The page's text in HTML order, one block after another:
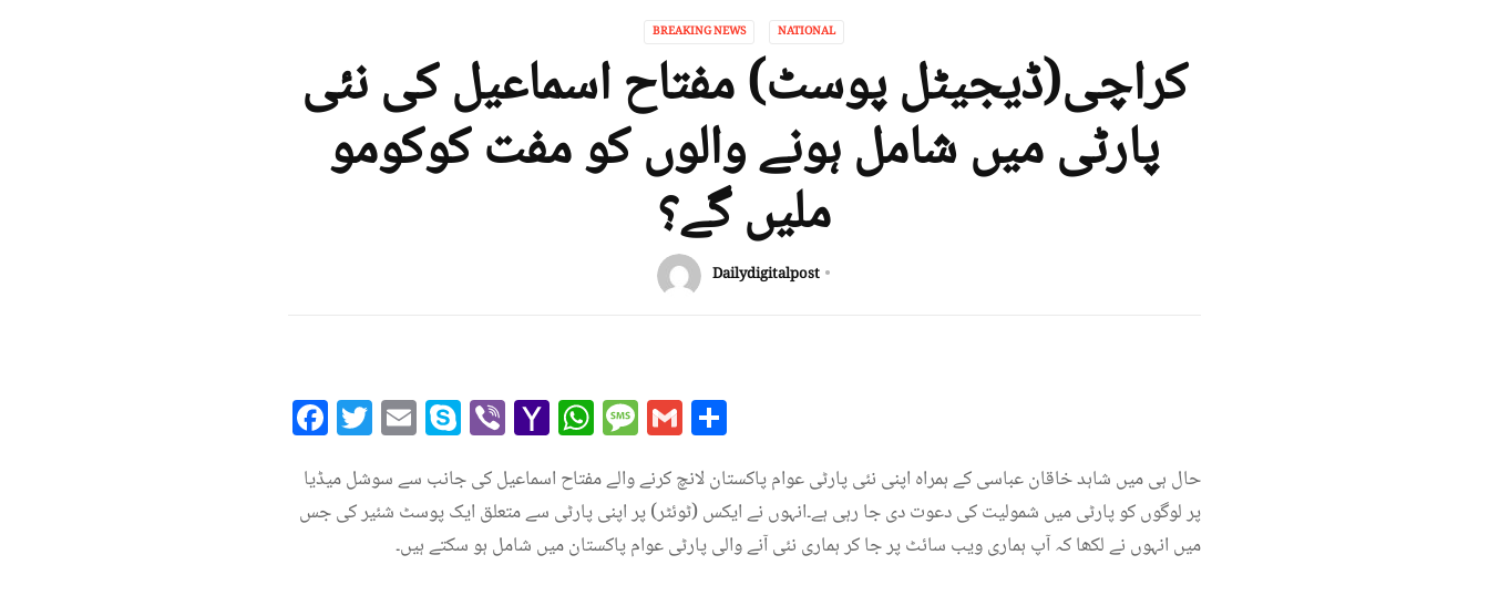
BREAKING NEWS NATIONAL
کراچی(ڈیجیٹل پوسٹ) مفتاح اسماعیل کی نئی
پارٹی میں شامل ہونے والوں کو مفت کوکومو
ملیں گے؟
Dailydigitalpost
Facebook
Twitter
EmailSkype
ViberYahoo
Mail
WhatsApp
Message
Gmail
حال ہی میں شاہد خاقان عباسی کے ہمراہ اپنی نئی پارٹی عوام پاکستان لانچ کرنے والے مفتاح اسماعیل کی جانب سے سوشل میڈیا
پر لوگوں کو پارٹی میں شمولیت کی دعوت دی جا رہی ہے۔انہوں نے ایکس (ٹوئٹر) پر اپنی پارٹی سے متعلق ایک پوسٹ شئیر کی جس
میں انہوں نے لکھا کہ آپ ہماری ویب سائٹ پر جا کر ہماری نئی آنے والی پارٹی عوام پاکستان میں شامل ہو سکتے ہیں۔